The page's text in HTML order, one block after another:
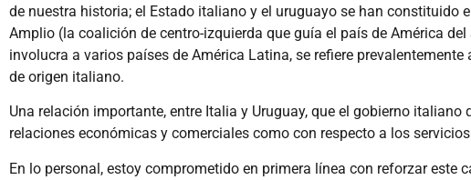
de nuestra historia; el Estado italiano y el uruguayo se han constituido
Amplio (la coalición de centro-izquierda que guía el país de América
involucra a varios países de América Latina, se refiere
de origen italiano.
Una relación importante, entre Italia y Uruguay, que el gobierno
relaciones económicas y comerciales como con respecto a los
En lo personal, estoy comprometido en primera línea con reforzar